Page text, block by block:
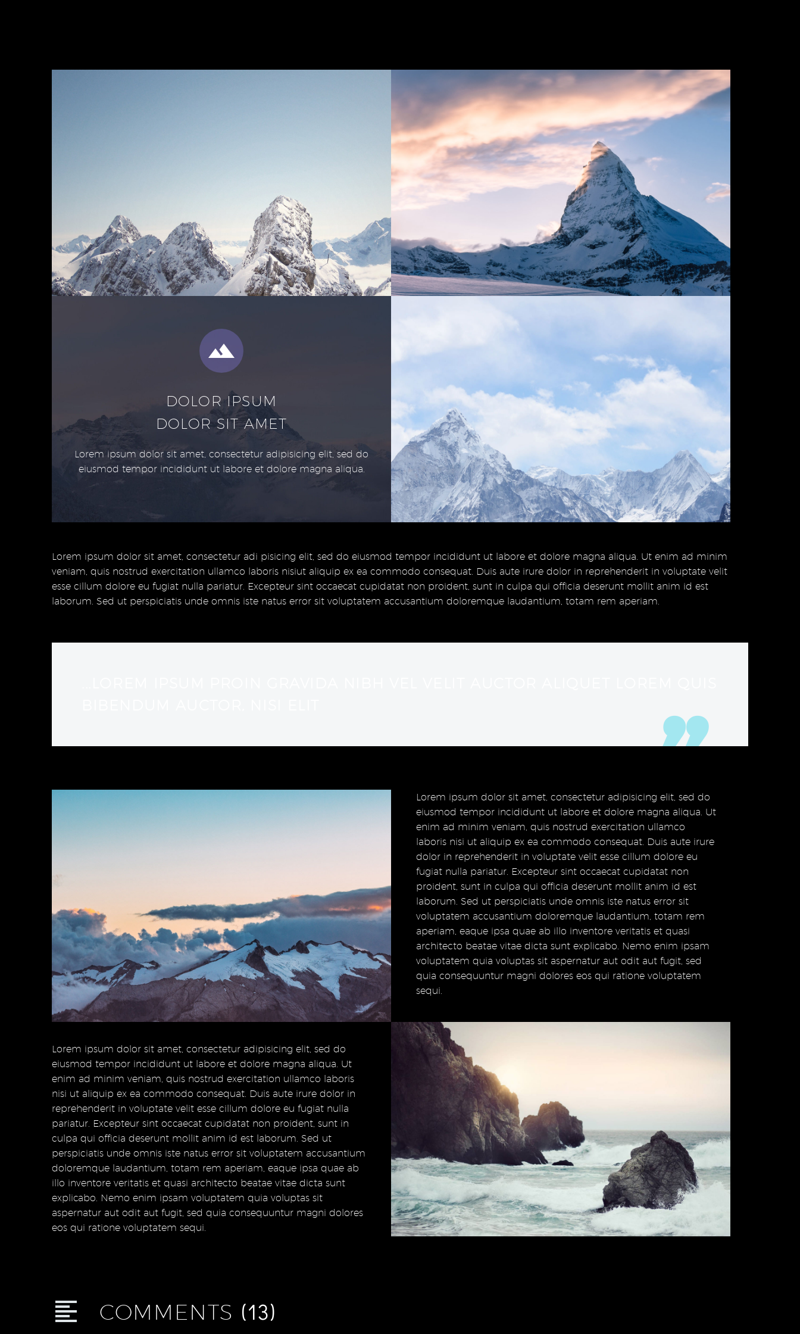
DOLOR IPSUM
DOLOR SIT AMET
Lorem ipsum dolor sit amet, consectetur adipisicing elit, sed do
eiusmod tempor incididunt ut labore et dolore magna aliqua.
Lorem ipsum dolor sit amet, consectetur adi pisicing elit, sed do eiusmod tempor incididunt ut labore et dolore magna aliqua. Ut enim ad minim
veniam, quis nostrud exercitation ullamco laboris nisiut aliquip ex ea commodo consequat. Duis aute irure dolor in reprehenderit in voluptate velit
esse cillum dolore eu fugiat nulla pariatur. Excepteur sint occaecat cupidatat non proident, sunt in culpa qui officia deserunt mollit anim id est
laborum. Sed ut perspiciatis unde omnis iste natus error sit voluptatem accusantium doloremque laudantium, totam rem aperiam.
Lorem ipsum dolor sit amet, consectetur adipisicing elit, sed do
eiusmod tempor incididunt ut labore et dolore magna aliqua. Ut
enim ad minim veniam, quis nostrud exercitation ullamco
laboris nisi ut aliquip ex ea commodo consequat. Duis aute irure
dolor in reprehenderit in voluptate velit esse cillum dolore eu
fugiat nulla pariatur. Excepteur sint occaecat cupidatat non
proident, sunt in culpa qui officia deserunt mollit anim id est
laborum. Sed ut perspiciatis unde omnis iste natus error sit
voluptatem accusantium doloremque laudantium, totam rem
aperiam, eaque ipsa quae ab illo inventore veritatis et quasi
architecto beatae vitae dicta sunt explicabo. Nemo enim ipsam
voluptatem quia voluptas sit aspernatur aut odit aut fugit, sed
quia consequuntur magni dolores eos qui ratione voluptatem
sequi.
Lorem ipsum dolor sit amet, consectetur adipisicing elit, sed do
eiusmod tempor incididunt ut labore et dolore magna aliqua. Ut
enim ad minim veniam, quis nostrud exercitation ullamco laboris
nisi ut aliquip ex ea commodo consequat. Duis aute irure dolor in
reprehenderit in voluptate velit esse cillum dolore eu fugiat nulla
pariatur. Excepteur sint occaecat cupidatat non proident, sunt in
culpa qui officia deserunt mollit anim id est laborum. Sed ut
perspiciatis unde omnis iste natus error sit voluptatem accusantium
doloremque laudantium, totam rem aperiam, eaque ipsa quae ab
illo inventore veritatis et quasi architecto beatae vitae dicta sunt
explicabo. Nemo enim ipsam voluptatem quia voluptas sit
aspernatur aut odit aut fugit, sed quia consequuntur magni dolores
eos qui ratione voluptatem sequi.
COMMENTS (13)